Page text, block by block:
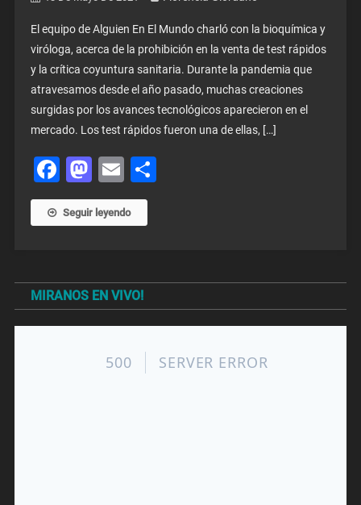
El equipo de Alguien En El Mundo charló con la bioquímica y
viróloga, acerca de la prohibición en la venta de test rápidos
y la crítica coyuntura sanitaria. Durante la pandemia que
atravesamos desde el año pasado, muchas creaciones
surgidas por los avances tecnológicos aparecieron en el
mercado. Los test rápidos fueron una de ellas, […]
Facebook
Mastodon
Email
Seguir leyendo
MIRANOS EN VIVO!